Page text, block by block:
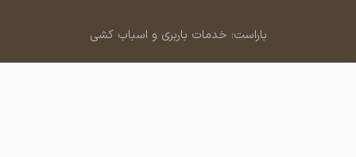
باراست: خدمات باربری و اسباب کشی